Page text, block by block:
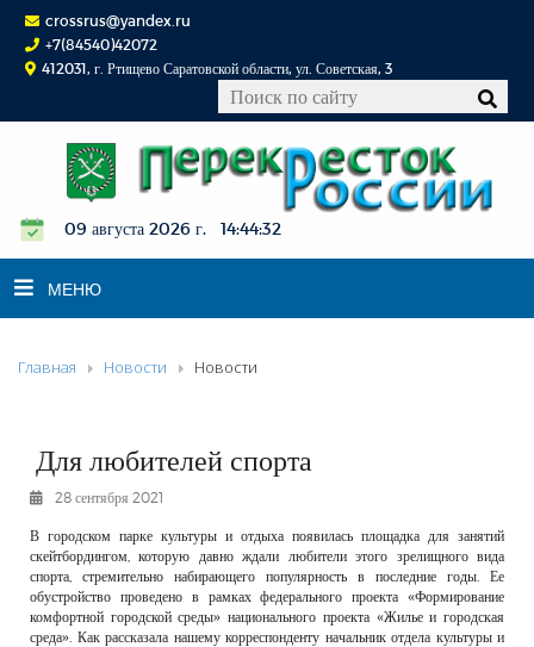
crossrus@yandex.ru
+7(84540)42072
412031, г. Ртищево Саратовской области, ул. Советская, 3
09 августа 2026 г. 14:44:32
МЕНЮ
НОВОСТИ
К СВЕДЕНИЮ
КОНКУРСЫ
РЕКЛАМОДАТЕЛЯМ
ОБЪЯВЛЕНИЯ
КОНТАКТЫ
Главная Новости Новости
Для любителей спорта
28 сентября 2021
В городском парке культуры и отдыха появилась площадка для занятий
скейтбордингом, которую давно ждали любители этого зрелищного вида
спорта, стремительно набирающего популярность в последние годы. Ее
обустройство проведено в рамках федерального проекта «Формирование
комфортной городской среды» национального проекта «Жилье и городская
среда». Как рассказала нашему корреспонденту начальник отдела культуры и